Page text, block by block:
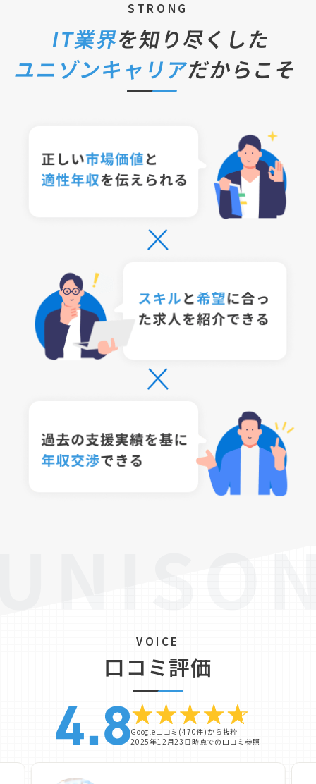
STRONG
IT業界を知り尽くした
ユニゾンキャリアだからこそ
VOICE
口コミ評価
Google口コミ(470件)から抜粋
2025年12月23日時点での口コミ参照